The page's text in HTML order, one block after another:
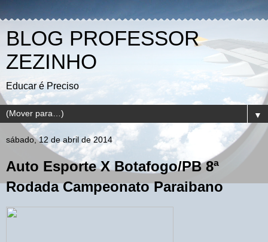
BLOG PROFESSOR
ZEZINHO
Educar é Preciso
▼
sábado, 12 de abril de 2014
Auto Esporte X Botafogo/PB 8ª
Rodada Campeonato Paraibano